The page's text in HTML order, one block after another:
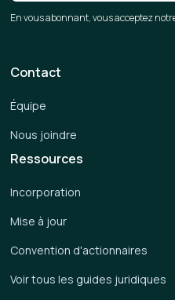
En vous abonnant, vous acceptez
Ressources
Incorporation
Mise à jour
Convention d'actionnaires
Voir tous les guides juridiques
Contact
Équipe
Nous joindre